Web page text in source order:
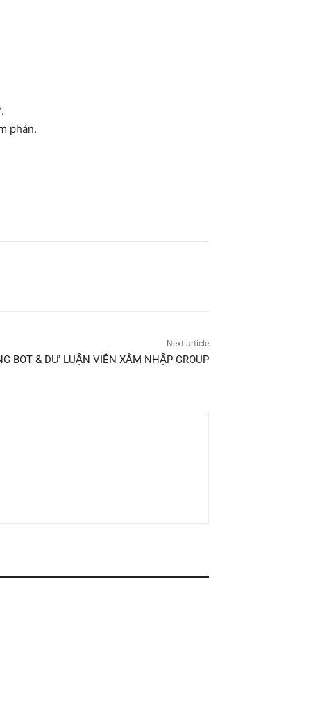
phán.
Next article
BOT & DƯ LUẬN VIÊN XÂM NHẬP GROUP